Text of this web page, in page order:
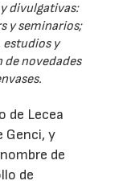
divulgativas:
y seminarios;
estudios y
novedades
de Lecea
Genci, y
de
de